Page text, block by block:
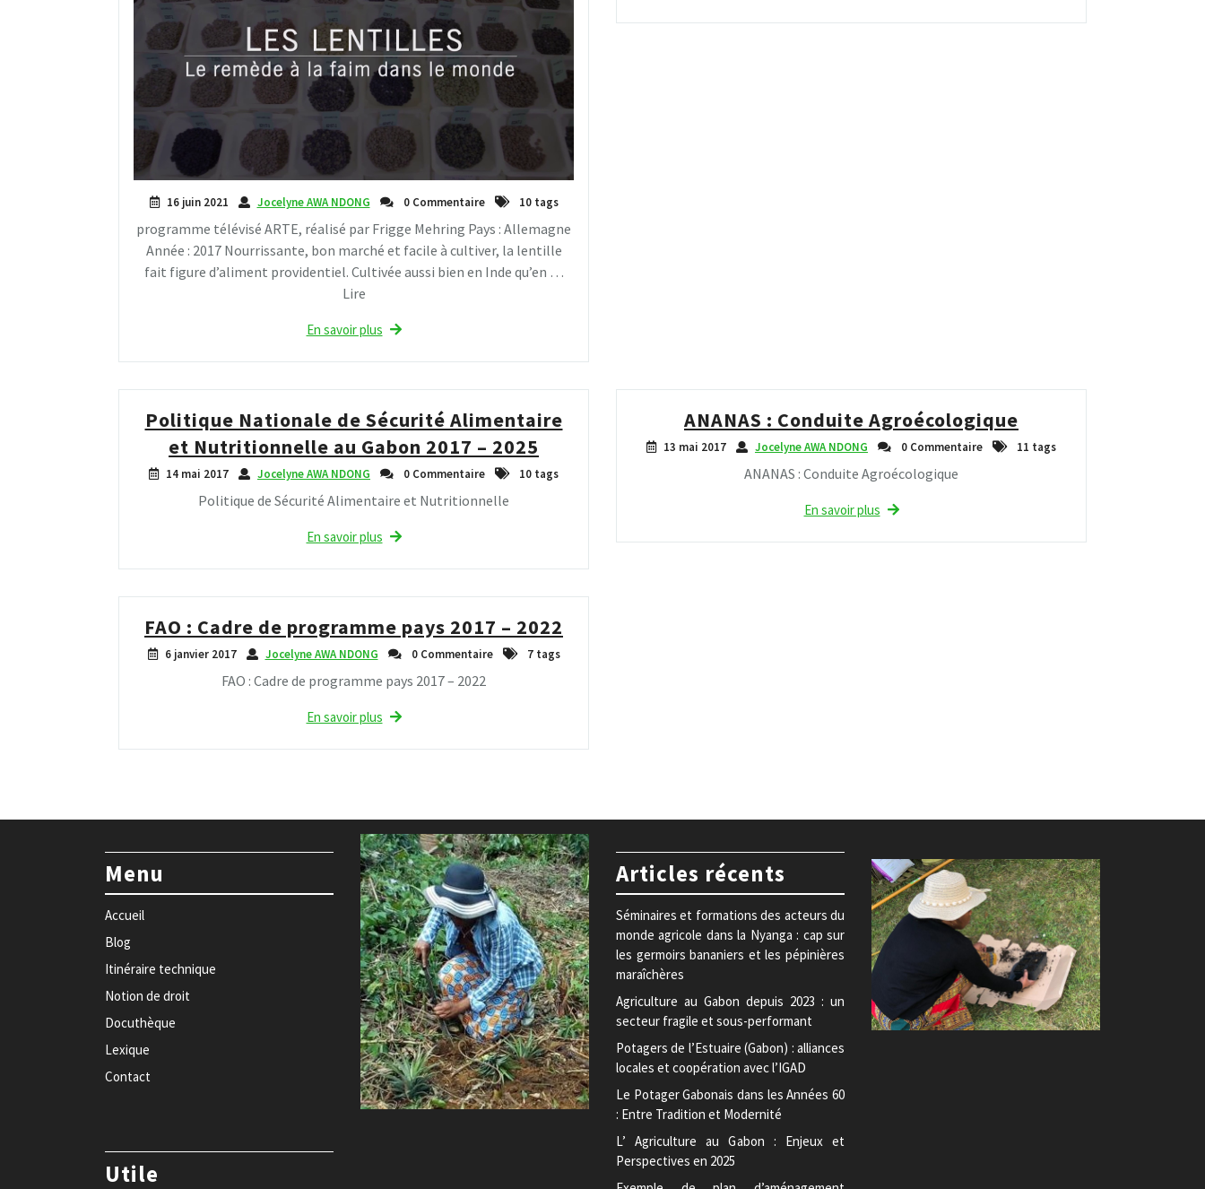
16 juin 2021 Jocelyne AWA NDONG 0 Commentaire 10 tags
programme télévisé ARTE, réalisé par Frigge Mehring Pays : Allemagne
Année : 2017 Nourrissante, bon marché et facile à cultiver, la lentille
fait figure d’aliment providentiel. Cultivée aussi bien en Inde qu’en …
Lire
En savoir plus
Politique Nationale de Sécurité Alimentaire
et Nutritionnelle au Gabon 2017 – 2025
14 mai 2017 Jocelyne AWA NDONG 0 Commentaire 10 tags
Politique de Sécurité Alimentaire et Nutritionnelle
En savoir plus
ANANAS : Conduite Agroécologique
13 mai 2017 Jocelyne AWA NDONG 0 Commentaire 11 tags
ANANAS : Conduite Agroécologique
En savoir plus
FAO : Cadre de programme pays 2017 – 2022
6 janvier 2017 Jocelyne AWA NDONG 0 Commentaire 7 tags
FAO : Cadre de programme pays 2017 – 2022
En savoir plus
Menu
Accueil
Blog
Itinéraire technique
Notion de droit
Docuthèque
Lexique
Contact
Utile
Articles récents
Séminaires et formations des acteurs du
monde agricole dans la Nyanga : cap sur
les germoirs bananiers et les pépinières
maraîchères
Agriculture au Gabon depuis 2023 : un
secteur fragile et sous-performant
Potagers de l’Estuaire (Gabon) : alliances
locales et coopération avec l’IGAD
Le Potager Gabonais dans les Années 60
: Entre Tradition et Modernité
L’ Agriculture au Gabon : Enjeux et
Perspectives en 2025